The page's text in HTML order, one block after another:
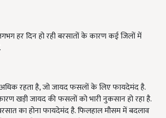
हर दिन हो रही बरसातों के कारण कई जिलों में
रहता है, जो जायद फसलों के लिए फायदेमंद है.
खड़ी जायद की फसलों को भारी नुकसान हो रहा है.
का होना फायदेमंद है. फिलहाल मौसम में बदलाव